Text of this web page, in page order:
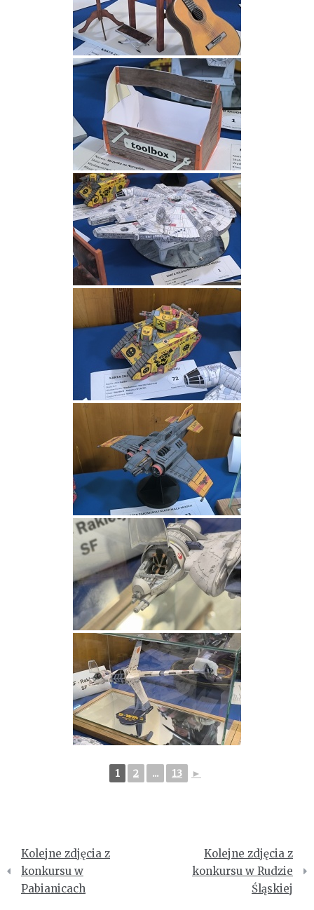
1 2 ... 13 ►
Nawigacja
wpisu
Kolejne zdjęcia z
konkursu w
Pabianicach
Kolejne zdjęcia z
konkursu w Rudzie
Śląskiej